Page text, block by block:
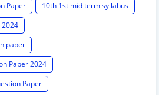
Paper
10th 1st mid term syllabus
2024
paper
Paper 2024
Paper